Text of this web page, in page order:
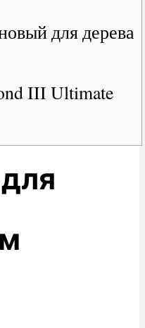
для дерева
III Ultimate